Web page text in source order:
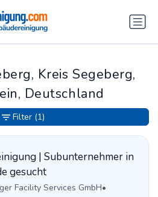
Kreis Segeberg,
Deutschland
| Subunternehmer in
gesucht
Facility Services GmbH•
Filter (1)